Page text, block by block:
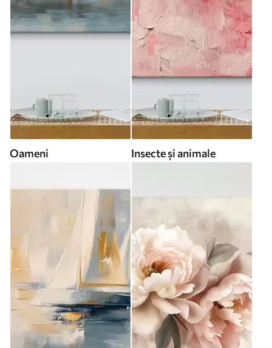
Oameni Insecte și animale